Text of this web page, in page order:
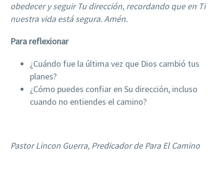
obedecer y seguir Tu dirección, recordando que en Ti
nuestra vida está segura. Amén.
Para reflexionar
¿Cuándo fue la última vez que Dios cambió tus
planes?
¿Cómo puedes confiar en Su dirección, incluso
cuando no entiendes el camino?
Pastor Lincon Guerra, Predicador de Para El Camino